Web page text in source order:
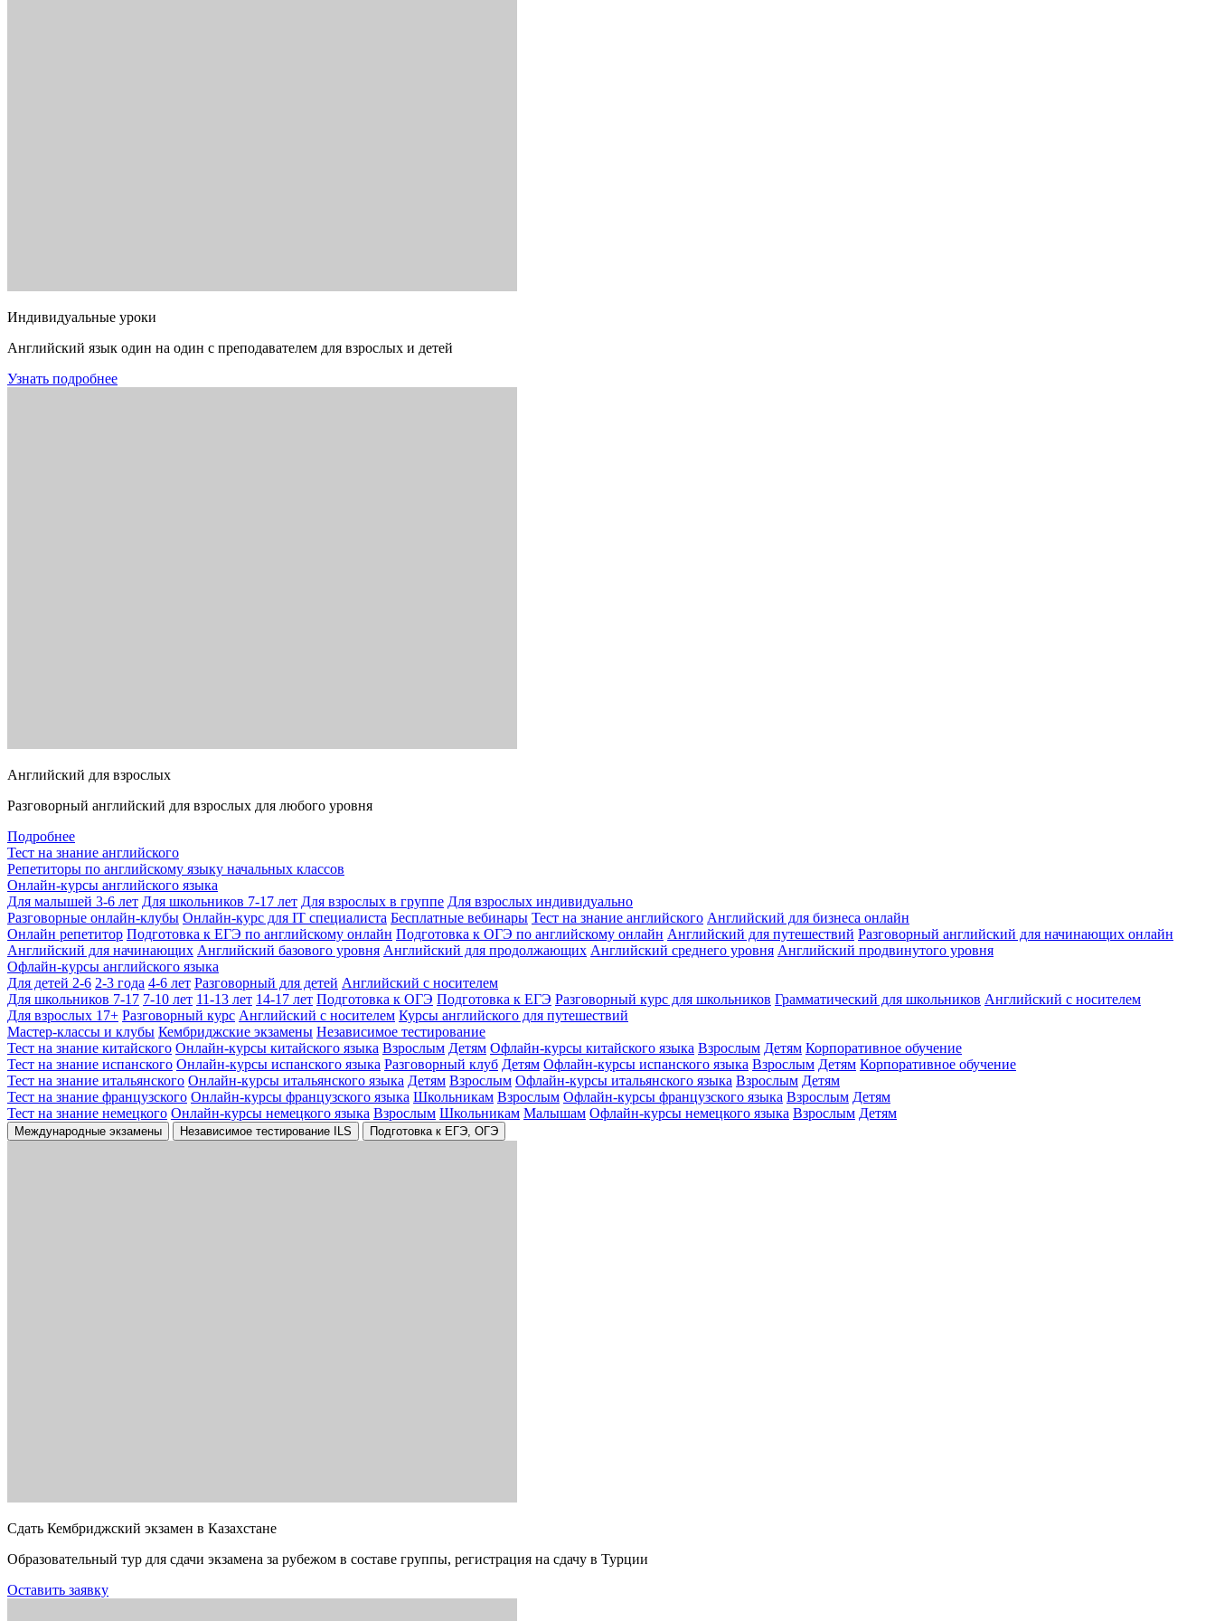
Индивидуальные уроки
Английский язык один на один с преподавателем для взрослых и детей
Узнать подробнее
Английский для взрослых
Разговорный английский для взрослых для любого уровня
Подробнее
Тест на знание английского
Репетиторы по английскому языку начальных классов
Онлайн-курсы английского языка
Для малышей 3-6 лет Для школьников 7-17 лет Для взрослых в группе Для взрослых индивидуально
Разговорные онлайн-клубы Онлайн-курс для IT специалиста Бесплатные вебинары Тест на знание английского Английский для бизнеса онлайн
Онлайн репетитор Подготовка к ЕГЭ по английскому онлайн Подготовка к ОГЭ по английскому онлайн Английский для путешествий Разговорный английский для начинающих онлайн
Английский для начинающих Английский базового уровня Английский для продолжающих Английский среднего уровня Английский продвинутого уровня
Офлайн-курсы английского языка
Для детей 2-6 2-3 года 4-6 лет Разговорный для детей Английский с носителем
Для школьников 7-17 7-10 лет 11-13 лет 14-17 лет Подготовка к ОГЭ Подготовка к ЕГЭ Разговорный курс для школьников Грамматический для школьников Английский с носителем
Для взрослых 17+ Разговорный курс Английский с носителем Курсы английского для путешествий
Мастер-классы и клубы Кембриджские экзамены Независимое тестирование
Тест на знание китайского Онлайн-курсы китайского языка Взрослым Детям Офлайн-курсы китайского языка Взрослым Детям Корпоративное обучение
Тест на знание испанского Онлайн-курсы испанского языка Разговорный клуб Детям Офлайн-курсы испанского языка Взрослым Детям Корпоративное обучение
Тест на знание итальянского Онлайн-курсы итальянского языка Детям Взрослым Офлайн-курсы итальянского языка Взрослым Детям
Тест на знание французского Онлайн-курсы французского языка Школьникам Взрослым Офлайн-курсы французского языка Взрослым Детям
Тест на знание немецкого Онлайн-курсы немецкого языка Взрослым Школьникам Малышам Офлайн-курсы немецкого языка Взрослым Детям
Международные экзамены Независимое тестирование ILS Подготовка к ЕГЭ, ОГЭ
Сдать Кембриджский экзамен в Казахстане
Образовательный тур для сдачи экзамена за рубежом в составе группы, регистрация на сдачу в Турции
Оставить заявку